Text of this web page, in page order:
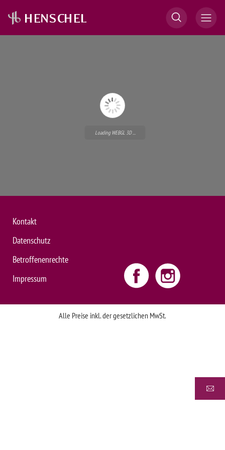
Loading WEBGL 3D ...
Kontakt
Datenschutz
Betroffenenrechte
Impressum
Alle Preise inkl. der gesetzlichen MwSt.